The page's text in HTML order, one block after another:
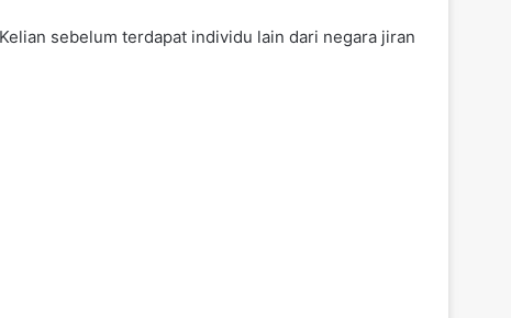
sebelum terdapat individu lain dari negara jiran